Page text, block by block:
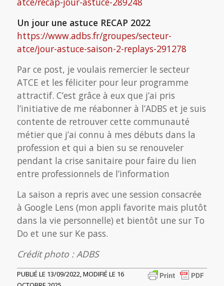
Un jour une astuce RECAP 2022
https://www.adbs.fr/groupes/secteur-
atce/jour-astuce-saison-2-replays-291278
Par ce post, je voulais remercier le secteur
ATCE et les féliciter pour leur programme
attractif. C’est grâce à eux que j’ai pris
l’initiative de me réabonner à l’ADBS et je suis
contente de retrouver cette communauté
métier que j’ai connu à mes débuts dans la
profession et qui a bien su se renouveler
pendant la crise sanitaire pour faire du lien
entre professionnels de l’information
La saison a repris avec une session consacrée
à Google Lens (mon appli favorite mais plutôt
dans la vie personnelle) et bientôt une sur To
Do et une sur Ke pass.
Crédit photo : ADBS
PUBLIÉ LE 13/09/2022, MODIFIÉ LE 16